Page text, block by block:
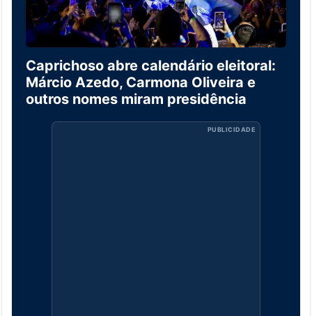
Caprichoso abre calendário eleitoral:
Márcio Azedo, Carmona Oliveira e
outros nomes miram presidência
PUBLICIDADE